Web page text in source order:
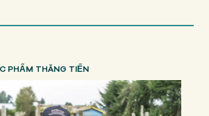
PHẨM THĂNG TIẾN